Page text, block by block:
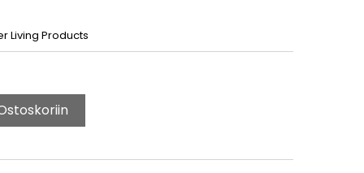
Living Products